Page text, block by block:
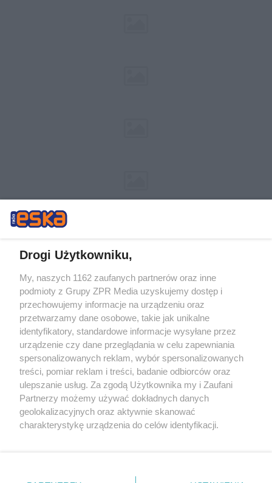
Żaden utwór zamieszczony w serwisie nie może być powielany i
rozpowszechniany lub dalej rozpowszechniany w jakikolwiek sposób (w
tym także elektroniczny lub mechaniczny) na jakimkolwiek polu
eksploatacji w jakiejkolwiek formie, włącznie z umieszczaniem w
Internecie bez pisemnej zgody właściciela praw. Jakiekolwiek użycie lub
wykorzystanie utworów w całości lub w części z naruszeniem prawa,
tzn. bez właściwej zgody, jest zabronione pod groźbą kary i może być
ścigane prawnie.
Drogi Użytkowniku,
My, naszych 1162 zaufanych partnerów oraz inne
podmioty z Grupy ZPR Media uzyskujemy dostęp i
przechowujemy informacje na urządzeniu oraz
przetwarzamy dane osobowe, takie jak unikalne
identyfikatory, standardowe informacje wysyłane przez
urządzenie czy dane przeglądania w celu zapewniania
spersonalizowanych reklam, wybór spersonalizowanych
treści, pomiar reklam i treści, badanie odbiorców oraz
ulepszanie usług. Za zgodą Użytkownika my i Zaufani
Partnerzy możemy używać dokładnych danych
geolokalizacyjnych oraz aktywnie skanować
charakterystykę urządzenia do celów identyfikacji.
zmienić/wycofać klikając przycisk ustawień prywatności